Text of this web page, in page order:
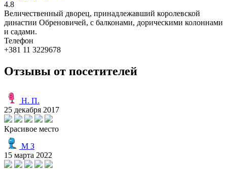
4.8
Величественный дворец, принадлежавший королевской
династии Обреновичей, с балконами, дорическими колоннами
и садами.
Телефон
+381 11 3229678
Отзывы от посетителей
Н. П.
25 декабря 2017
Красивое место
М З
15 марта 2022